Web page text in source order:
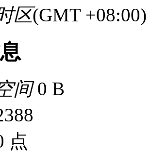
区(GMT
间0 B
点